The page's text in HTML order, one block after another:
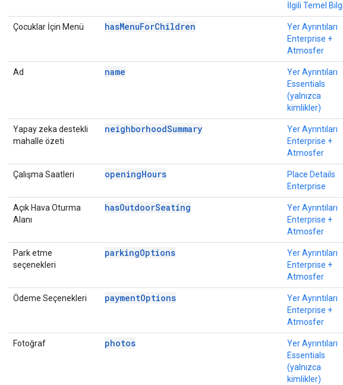
İlgili Temel
Çocuklar İçin Menü hasMenuForChildren
Yer Ayrıntıları
Enterprise +
Atmosfer
Ad name
Yer Ayrıntıları
Essentials
(yalnızca
kimlikler)
Yapay zeka destekli
mahalle özeti
neighborhoodSummary
Yer Ayrıntıları
Enterprise +
Atmosfer
Çalışma Saatleri openingHours
Place Details
Enterprise
Açık Hava Oturma
Alanı
hasOutdoorSeating
Yer Ayrıntıları
Enterprise +
Atmosfer
Park etme
seçenekleri
parkingOptions
Yer Ayrıntıları
Enterprise +
Atmosfer
Ödeme Seçenekleri paymentOptions
Yer Ayrıntıları
Enterprise +
Atmosfer
Fotoğraf photos
Yer Ayrıntıları
Essentials
(yalnızca
kimlikler)